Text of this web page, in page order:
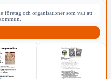
företag och organisationer som valt att